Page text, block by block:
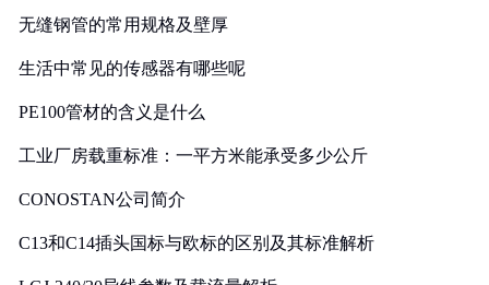
无缝钢管的常用规格及壁厚
生活中常见的传感器有哪些呢
PE100管材的含义是什么
工业厂房载重标准：一平方米能承受多少公斤
CONOSTAN公司简介
C13和C14插头国标与欧标的区别及其标准解析